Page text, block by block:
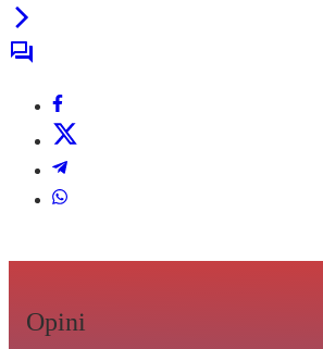
Opini